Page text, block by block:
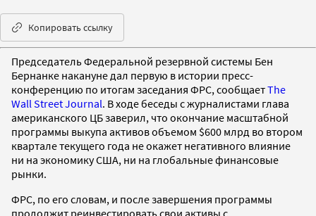
Копировать ссылку
Председатель Федеральной резервной системы Бен
Бернанке накануне дал первую в истории пресс-
конференцию по итогам заседания ФРС, сообщаетThe
Wall Street Journal. В ходе беседы с журналистами глава
американского ЦБ заверил, что окончание масштабной
программы выкупа активов объемом $600 млрд во втором
квартале текущего года не окажет негативного влияние
ни на экономику США, ни на глобальные финансовые
рынки.
ФРС, по его словам, и после завершения программы
продолжит реинвестировать свои активы с